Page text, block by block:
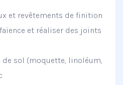
et revêtements de finition
et réaliser des joints
de sol (moquette, linoléum,